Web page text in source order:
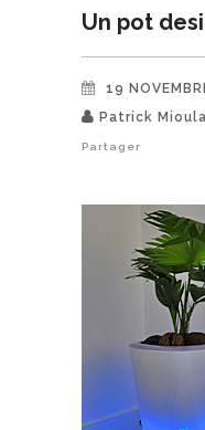
Un pot
19
Patrick
Partager